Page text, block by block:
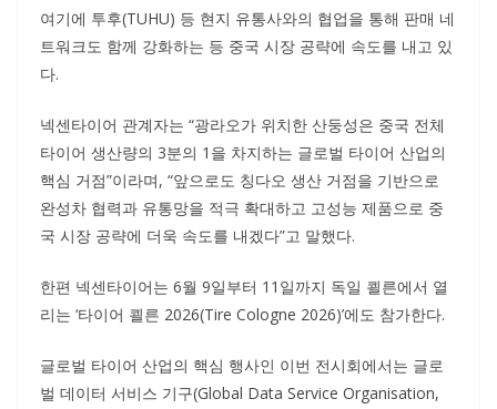
여기에 투후(TUHU) 등 현지 유통사와의 협업을 통해 판매 네
트워크도 함께 강화하는 등 중국 시장 공략에 속도를 내고 있
다.
넥센타이어 관계자는 “광라오가 위치한 산둥성은 중국 전체
타이어 생산량의 3분의 1을 차지하는 글로벌 타이어 산업의
핵심 거점”이라며, “앞으로도 칭다오 생산 거점을 기반으로
완성차 협력과 유통망을 적극 확대하고 고성능 제품으로 중
국 시장 공략에 더욱 속도를 내겠다”고 말했다.
한편 넥센타이어는 6월 9일부터 11일까지 독일 쾰른에서 열
리는 ‘타이어 쾰른 2026(Tire Cologne 2026)’에도 참가한다.
글로벌 타이어 산업의 핵심 행사인 이번 전시회에서는 글로
벌 데이터 서비스 기구(Global Data Service Organisation,